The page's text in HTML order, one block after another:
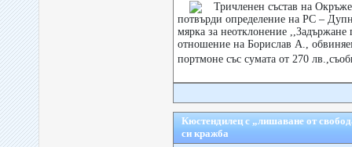
Тричленен състав на
потвърди определение на РС –
мярка за неотклонение ,,Задържане
отношение на Борислав А.,
портмоне със сумата от 270
Кюстендилец с „лишаване от
си кражба